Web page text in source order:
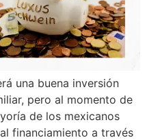
una buena inversión
pero al momento de
de los mexicanos
financiamiento a través